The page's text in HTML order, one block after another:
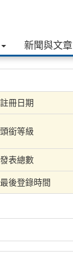
新聞與文章
註冊日期
頭銜等級
發表總數
最後登錄時間